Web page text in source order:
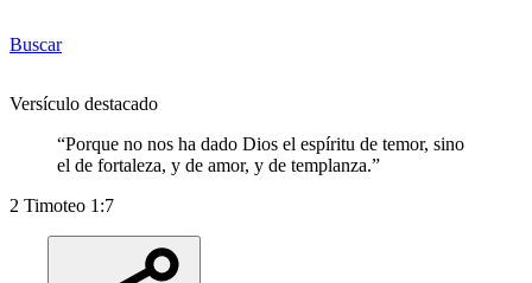
Buscar
Versículo destacado
“Porque no nos ha dado Dios el espíritu de temor, sino
el de fortaleza, y de amor, y de templanza.”
2 Timoteo 1:7